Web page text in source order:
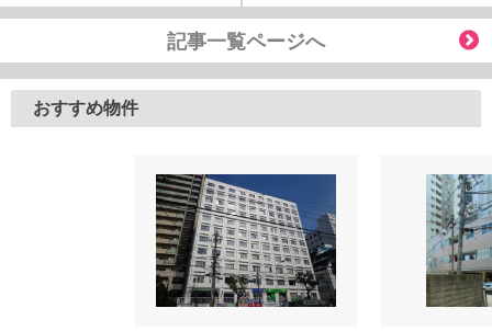
記事一覧ページへ
おすすめ物件